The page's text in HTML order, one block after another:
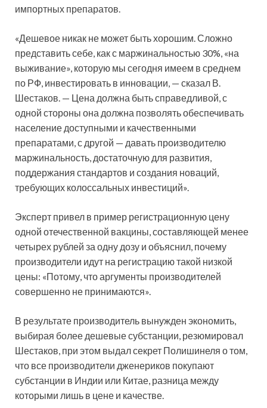
импортных препаратов.
«Дешевое никак не может быть хорошим. Сложно
представить себе, как с маржинальностью 30%, «на
выживание», которую мы сегодня имеем в среднем
по РФ, инвестировать в инновации, — сказал В.
Шестаков. — Цена должна быть справедливой, с
одной стороны она должна позволять обеспечивать
население доступными и качественными
препаратами, с другой — давать производителю
маржинальность, достаточную для развития,
поддержания стандартов и создания новаций,
требующих колоссальных инвестиций».
Эксперт привел в пример регистрационную цену
одной отечественной вакцины, составляющей менее
четырех рублей за одну дозу и объяснил, почему
производители идут на регистрацию такой низкой
цены: «Потому, что аргументы производителей
совершенно не принимаются».
В результате производитель вынужден экономить,
выбирая более дешевые субстанции, резюмировал
Шестаков, при этом выдал секрет Полишинеля о том,
что все производители дженериков покупают
субстанции в Индии или Китае, разница между
которыми лишь в цене и качестве.